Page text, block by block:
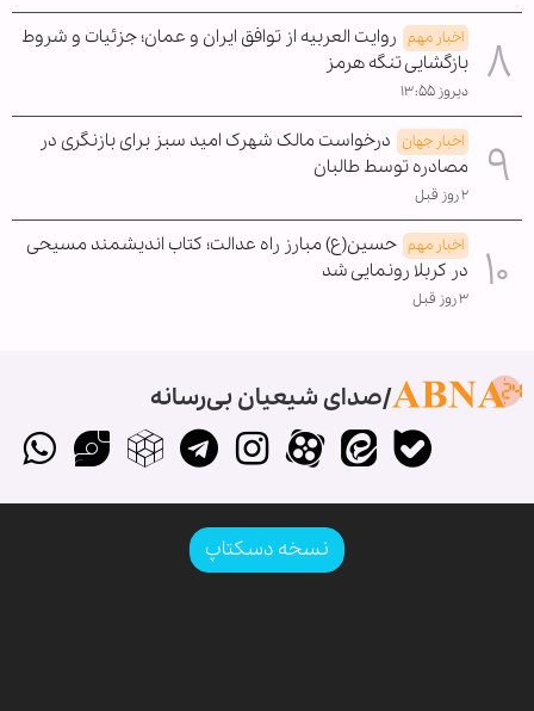
اخبار مهم روایت العربیه از توافق ایران و عمان؛ جزئیات و شروط
بازگشایی تنگه هرمز
دیروز ۱۳:۵۵
اخبار جهان درخواست مالک شهرک امید سبز برای بازنگری در
مصادره توسط طالبان
۲ روز قبل
اخبار مهم حسین(ع) مبارز راه عدالت؛ کتاب اندیشمند مسیحی
در کربلا رونمایی شد
۳ روز قبل
صدای شیعیان بی‌رسانه
نسخه دسکتاپ